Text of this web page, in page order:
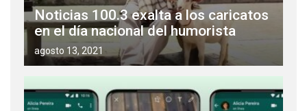
Noticias 100.3 exalta a los caricatos
en el día nacional del humorista
agosto 13, 2021